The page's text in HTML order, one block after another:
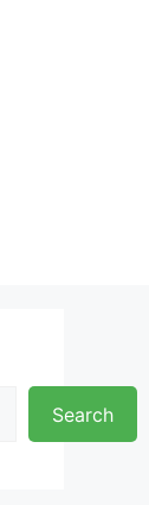
Search